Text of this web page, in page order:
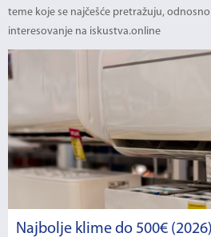
teme koje se najčešće pretražuju,
interesovanje na iskustva.online
Najbolje klime do 500€ (2026)